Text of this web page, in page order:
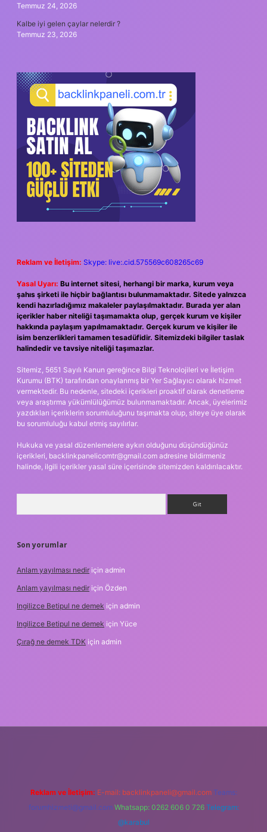
Temmuz 24, 2026
Kalbe iyi gelen çaylar nelerdir ?
Temmuz 23, 2026
Reklam ve İletişim: Skype: live:.cid.575569c608265c69
Yasal Uyarı: Bu internet sitesi, herhangi bir marka, kurum veya
şahıs şirketi ile hiçbir bağlantısı bulunmamaktadır. Sitede yalnızca
kendi hazırladığımız makaleler paylaşılmaktadır. Burada yer alan
içerikler haber niteliği taşımamakta olup, gerçek kurum ve kişiler
hakkında paylaşım yapılmamaktadır. Gerçek kurum ve kişiler ile
isim benzerlikleri tamamen tesadüfidir. Sitemizdeki bilgiler taslak
halindedir ve tavsiye niteliği taşımazlar.
Sitemiz, 5651 Sayılı Kanun gereğince Bilgi Teknolojileri ve İletişim
Kurumu (BTK) tarafından onaylanmış bir Yer Sağlayıcı olarak hizmet
vermektedir. Bu nedenle, sitedeki içerikleri proaktif olarak denetleme
veya araştırma yükümlülüğümüz bulunmamaktadır. Ancak, üyelerimiz
yazdıkları içeriklerin sorumluluğunu taşımakta olup, siteye üye olarak
bu sorumluluğu kabul etmiş sayılırlar.
Hukuka ve yasal düzenlemelere aykırı olduğunu düşündüğünüz
içerikleri, backlinkpanelicomtr@gmail.com adresine bildirmeniz
halinde, ilgili içerikler yasal süre içerisinde sitemizden kaldırılacaktır.
Son yorumlar
Anlam yayılması nedir için admin
Anlam yayılması nedir için Özden
Ingilizce Betipul ne demek için admin
Ingilizce Betipul ne demek için Yüce
Çırağ ne demek TDK için admin
Reklam ve İletişim: E-mail: backlinkpaneli@gmail.com Teams:
forumhizmeti@gmail.com Whatsapp: 0262 606 0 726 Telegram:
@karabul